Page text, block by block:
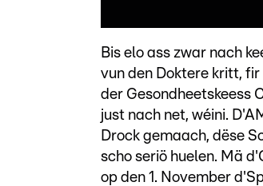
Bis elo ass zwar nach
vun den Doktere kritt, fir
der Gesondheetskeess
just nach net, wéini.
Drock gemaach, dëse
scho seriö huelen. Mä
op den 1. November